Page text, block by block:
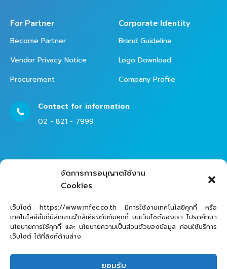
จัดการการอนุญาตใช้งาน
Cookies
เว็บไซต์ https://www.mfec.co.th มีการใช้งานเทคโนโลยีคุกกี้ หรือ
เทคโนโลยีอื่นที่มีลักษณะใกล้เคียงกันกับคุกกี้ บนเว็บไซต์ของเรา โปรดศึกษา
นโยบายการใช้คุกกี้ และ นโยบายความเป็นส่วนตัวของข้อมูล ก่อนใช้บริการ
เว็บไซต์ ได้ที่ลิงก์ด้านล่าง
ยอมรับ
For Partner
Become Partner
Vendor Privacy Notice
Procurement
Corporate Identity
Brand Guideline
Logo Download
Company Profile
Contact for information
02 - 821 - 7999
02 - 821 - 7979